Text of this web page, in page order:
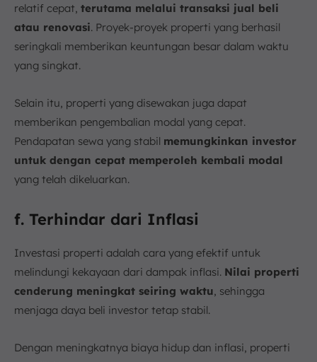
relatif cepat, terutama melalui transaksi jual beli
atau renovasi. Proyek-proyek properti yang berhasil
seringkali memberikan keuntungan besar dalam waktu
yang singkat.
Selain itu, properti yang disewakan juga dapat
memberikan pengembalian modal yang cepat.
Pendapatan sewa yang stabil memungkinkan investor
untuk dengan cepat memperoleh kembali modal
yang telah dikeluarkan.
f. Terhindar dari Inflasi
Investasi properti adalah cara yang efektif untuk
melindungi kekayaan dari dampak inflasi. Nilai properti
cenderung meningkat seiring waktu , sehingga
menjaga daya beli investor tetap stabil.
Dengan meningkatnya biaya hidup dan inflasi, properti